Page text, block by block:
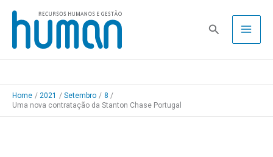
Skip
content
Pesquisa
Home 2021 Setembro
8
Uma nova contratação da Stanton Chase Portugal